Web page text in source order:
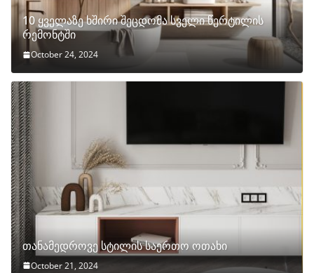
10 ყველაზე ხშირი შეცდომა სველი წერტილის
რემონტში
October 24, 2024
თანამედროვე სტილის საერთო ოთახი
October 21, 2024